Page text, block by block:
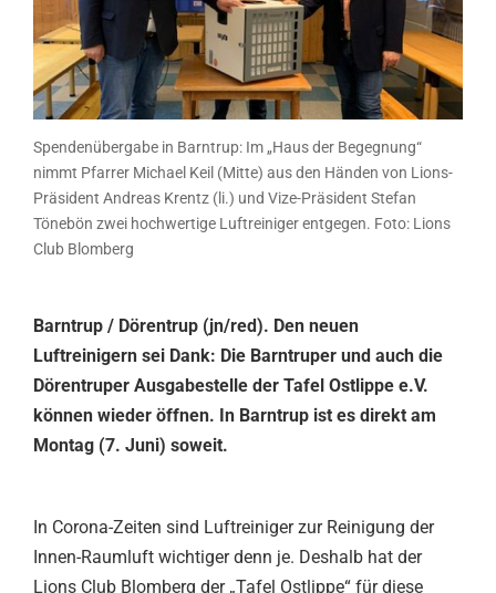
Spendenübergabe in Barntrup: Im „Haus der Begegnung“
nimmt Pfarrer Michael Keil (Mitte) aus den Händen von Lions-
Präsident Andreas Krentz (li.) und Vize-Präsident Stefan
Tönebön zwei hochwertige Luftreiniger entgegen. Foto: Lions
Club Blomberg
Barntrup / Dörentrup (jn/red). Den neuen
Luftreinigern sei Dank: Die Barntruper und auch die
Dörentruper Ausgabestelle der Tafel Ostlippe e.V.
können wieder öffnen. In Barntrup ist es direkt am
Montag (7. Juni) soweit.
In Corona-Zeiten sind Luftreiniger zur Reinigung der
Innen-Raumluft wichtiger denn je. Deshalb hat der
Lions Club Blomberg der „Tafel Ostlippe“ für diese